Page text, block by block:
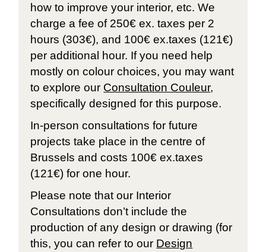
how to improve your interior, etc. We
charge a fee of 250€ ex. taxes per 2
hours (303€), and 100€ ex.taxes (121€)
per additional hour. If you need help
mostly on colour choices, you may want
to explore our Consultation Couleur,
specifically designed for this purpose.
In-person consultations for future
projects take place in the centre of
Brussels and costs 100€ ex.taxes
(121€) for one hour.
Please note that our Interior
Consultations don’t include the
production of any design or drawing (for
this, you can refer to our Design